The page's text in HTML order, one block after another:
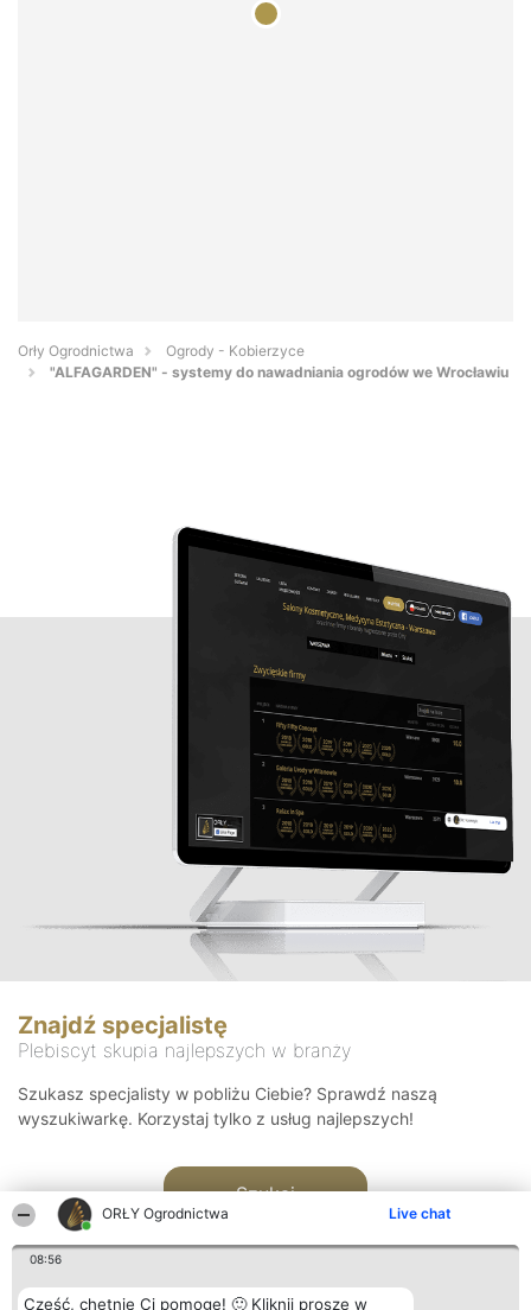
ORŁY Ogrodnictwa Live chat
08:56
Cześć, chętnie Ci pomogę! 🙂 Kliknij proszę w
Orły Ogrodnictwa
Ogrody - Kobierzyce
"ALFAGARDEN" - systemy do nawadniania ogrodów we Wrocławiu
Znajdź specjalistę
Plebiscyt skupia najlepszych w branży
Szukasz specjalisty w pobliżu Ciebie? Sprawdź naszą
wyszukiwarkę. Korzystaj tylko z usług najlepszych!
Szukaj